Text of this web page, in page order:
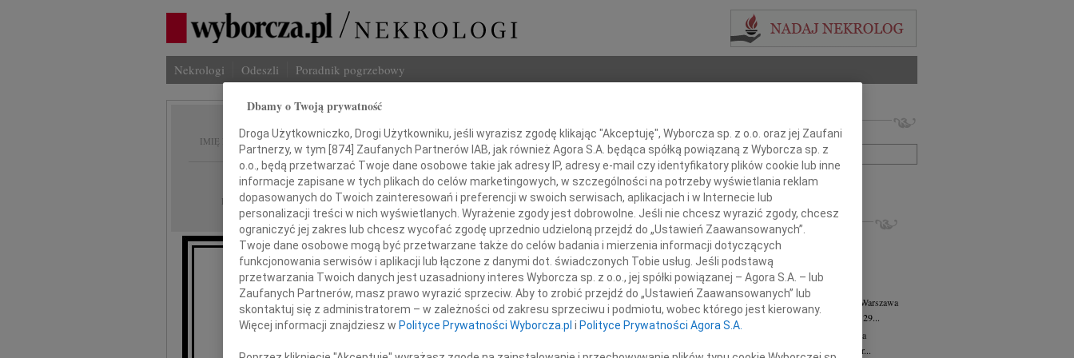
Nekrologi Odeszli Poradnik pogrzebowy
IMIĘ I NAZWISKO: Jadwiga Dworzecka
REGION: Warszawa
DATA EMISJI: 30.07.2024
Łącząc się w żałobie i smutku po śmierci
Jadzi Dworzeckiej
Imię i nazwisko lub numer ogłoszenia:
+ szukanie zaawansowane
INNE NEKROLOGI
07.08.2026Warszawa
Dziekanie Wydziału dr hab. Julii Kubisie,...
07.08.2026Warszawa
Naszej kochanej i dzielnej Marylce Butruk...
Jacek Tadeusz Duniec
Warszawa
Z wielkim żalem przyjęliśmy wiadomość, że 29...
Małgorzata Kościelska
Warszawa
W dniu 3 sierpnia 2026 roku zmarła Profesor...
Dbamy o Twoją prywatność
Droga Użytkowniczko, Drogi Użytkowniku, jeśli wyrazisz zgodę klikając "Akceptuję", Wyborcza sp. z o.o. oraz jej Zaufani
Partnerzy, w tym [ 874 ] Zaufanych Partnerów IAB, jak również Agora S.A. będąca spółką powiązaną z Wyborcza sp. z
o.o., będą przetwarzać Twoje dane osobowe takie jak adresy IP, adresy e-mail czy identyfikatory plików cookie lub inne
informacje zapisane w tych plikach do celów marketingowych, w szczególności na potrzeby wyświetlania reklam
dopasowanych do Twoich zainteresowań i preferencji w swoich serwisach, aplikacjach i w Internecie lub
personalizacji treści w nich wyświetlanych. Wyrażenie zgody jest dobrowolne. Jeśli nie chcesz wyrazić zgody, chcesz
ograniczyć jej zakres lub chcesz wycofać zgodę uprzednio udzieloną przejdź do „Ustawień Zaawansowanych”.
Twoje dane osobowe mogą być przetwarzane także do celów badania i mierzenia informacji dotyczących
funkcjonowania serwisów i aplikacji lub łączone z danymi dot. świadczonych Tobie usług. Jeśli podstawą
przetwarzania Twoich danych jest uzasadniony interes Wyborcza sp. z o.o., jej spółki powiązanej – Agora S.A. – lub
Zaufanych Partnerów, masz prawo wyrazić sprzeciw. Aby to zrobić przejdź do „Ustawień Zaawansowanych” lub
skontaktuj się z administratorem – w zależności od zakresu sprzeciwu i podmiotu, wobec którego jest kierowany.
Więcej informacji znajdziesz w Polityce Prywatności Wyborcza.pl i Polityce Prywatności Agora S.A.